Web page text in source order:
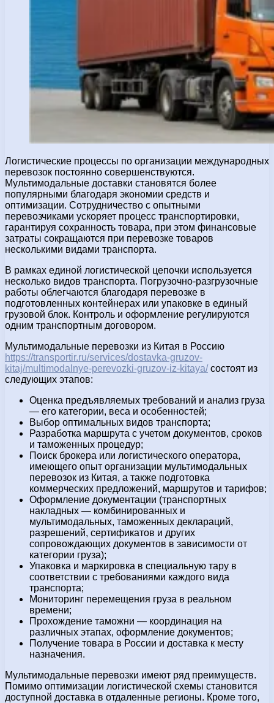
Логистические процессы по организации международных
перевозок постоянно совершенствуются.
Мультимодальные доставки становятся более
популярными благодаря экономии средств и
оптимизации. Сотрудничество с опытными
перевозчиками ускоряет процесс транспортировки,
гарантируя сохранность товара, при этом финансовые
затраты сокращаются при перевозке товаров
несколькими видами транспорта.
В рамках единой логистической цепочки используется
несколько видов транспорта. Погрузочно-разгрузочные
работы облегчаются благодаря перевозке в
подготовленных контейнерах или упаковке в единый
грузовой блок. Контроль и оформление регулируются
одним транспортным договором.
Мультимодальные перевозки из Китая в Россию
https://transportir.ru/services/dostavka-gruzov-
kitaj/multimodalnye-perevozki-gruzov-iz-kitaya/состоят из
следующих этапов:
Оценка предъявляемых требований и анализ груза
— его категории, веса и особенностей;
Выбор оптимальных видов транспорта;
Разработка маршрута с учетом документов, сроков
и таможенных процедур;
Поиск брокера или логистического оператора,
имеющего опыт организации мультимодальных
перевозок из Китая, а также подготовка
коммерческих предложений, маршрутов и тарифов;
Оформление документации (транспортных
накладных — комбинированных и
мультимодальных, таможенных деклараций,
разрешений, сертификатов и других
сопровождающих документов в зависимости от
категории груза);
Упаковка и маркировка в специальную тару в
соответствии с требованиями каждого вида
транспорта;
Мониторинг перемещения груза в реальном
времени;
Прохождение таможни — координация на
различных этапах, оформление документов;
Получение товара в России и доставка к месту
назначения.
Мультимодальные перевозки имеют ряд преимуществ.
Помимо оптимизации логистической схемы становится
доступной доставка в отдаленные регионы. Кроме того,